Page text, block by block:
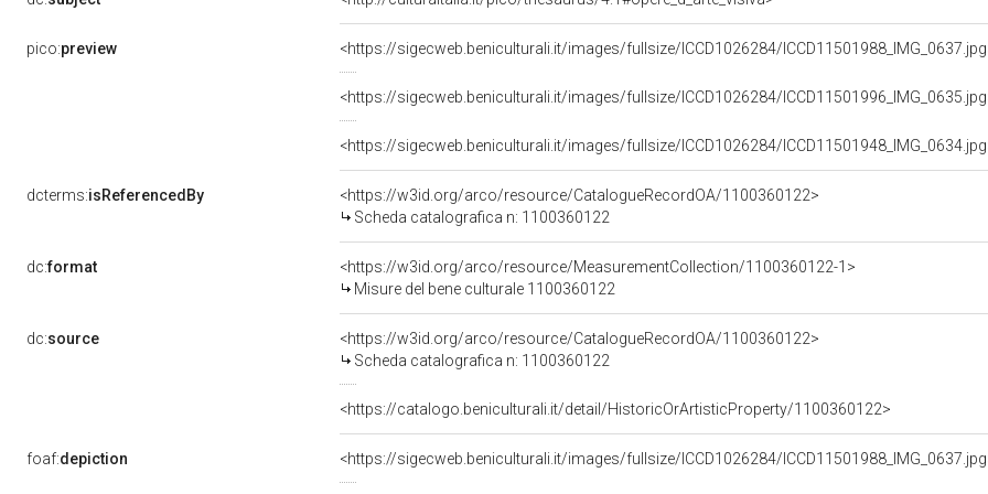
pico:preview <https://sigecweb.beniculturali.it/images/fullsize/ICCD1026284/
<https://sigecweb.beniculturali.it/images/fullsize/ICCD1026284/
<https://sigecweb.beniculturali.it/images/fullsize/ICCD1026284/
dcterms:isReferencedBy
<https://w3id.org/arco/resource/CatalogueRecordOA/1100360122>
Scheda catalografica n: 1100360122
dc:format
<https://w3id.org/arco/resource/MeasurementCollection/1100360122-1>
Misure del bene culturale 1100360122
dc:source
<https://w3id.org/arco/resource/CatalogueRecordOA/1100360122>
Scheda catalografica n: 1100360122
<https://catalogo.beniculturali.it/detail/HistoricOrArtisticProperty/1100360122>
foaf:depiction <https://sigecweb.beniculturali.it/images/fullsize/ICCD1026284/